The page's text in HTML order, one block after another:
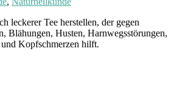
leckerer Tee herstellen, der gegen
Blähungen, Husten, Harnwegsstörungen,
Kopfschmerzen hilft.